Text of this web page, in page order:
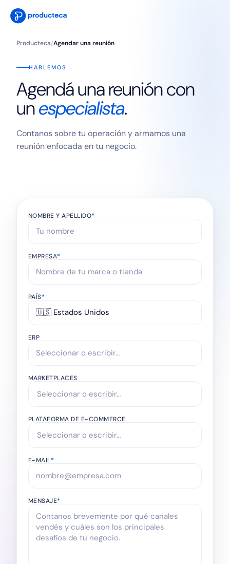
Producteca/Agendar una reunión
HABLEMOS
Agendá una reunión con
unespecialista.
Contanos sobre tu operación y armamos una
reunión enfocada en tu negocio.
NOMBRE Y APELLIDO*
EMPRESA*
PAÍS*
🇺🇸 Estados Unidos
ERP
MARKETPLACES
PLATAFORMA DE E-COMMERCE
E-MAIL*
MENSAJE*